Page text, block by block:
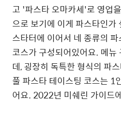
고 '파스타 오마카세'로 영업
으로 보기에 이게 파스타인가
스타터에 이어서 네 종류의
코스가 구성되어있어요. 메
데, 굉장히 독특한 형식의 파
풀 파스타 테이스팅 코스는
어요. 2022년 미쉐린 가이드